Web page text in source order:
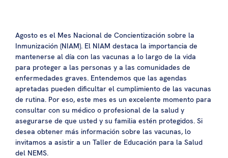
Agosto es el Mes Nacional de Concientización sobre la
Inmunización (NIAM). El NIAM destaca la importancia de
mantenerse al día con las vacunas a lo largo de la vida
para proteger a las personas y a las comunidades de
enfermedades graves. Entendemos que las agendas
apretadas pueden dificultar el cumplimiento de las vacunas
de rutina. Por eso, este mes es un excelente momento para
consultar con su médico o profesional de la salud y
asegurarse de que usted y su familia estén protegidos. Si
desea obtener más información sobre las vacunas, lo
invitamos a asistir a un Taller de Educación para la Salud
del NEMS.